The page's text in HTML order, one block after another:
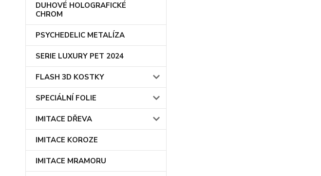
DUHOVÉ HOLOGRAFICKÉ
CHROM
PSYCHEDELIC METALÍZA
SERIE LUXURY PET 2024
FLASH 3D KOSTKY
SPECIÁLNÍ FOLIE
IMITACE DŘEVA
IMITACE KOROZE
IMITACE MRAMORU